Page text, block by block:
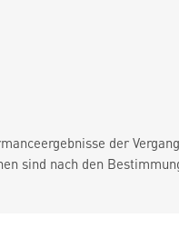
der
sind nach den